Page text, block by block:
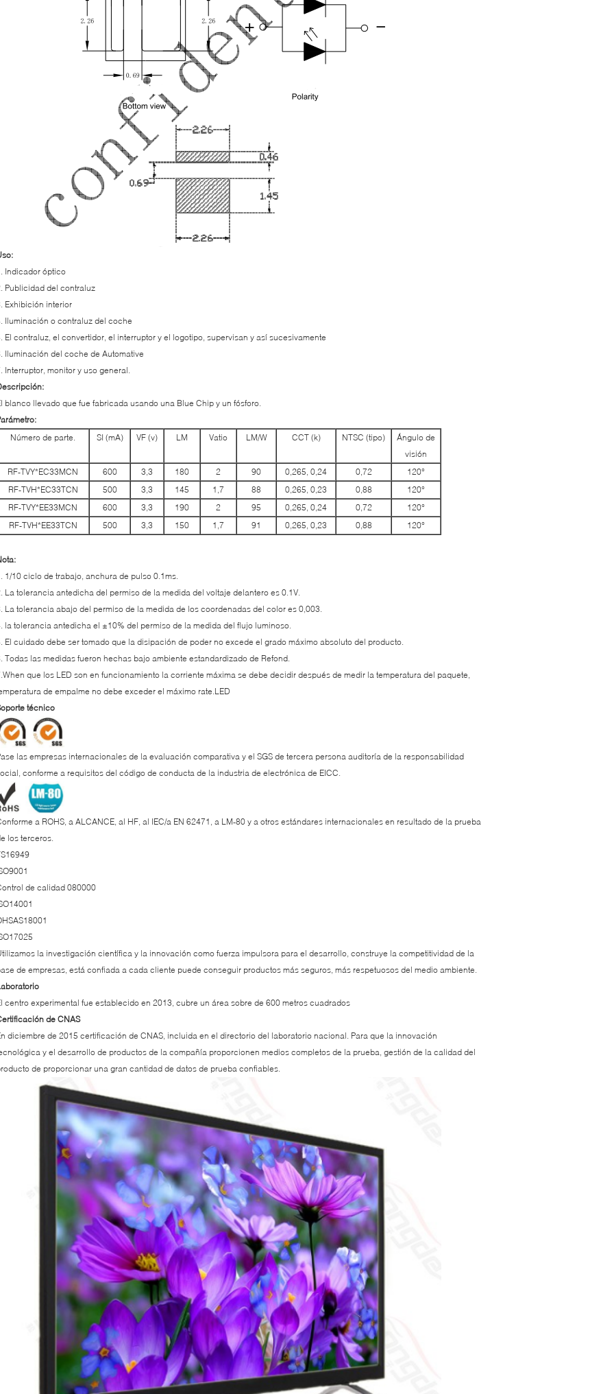
Indicador óptico
Publicidad del contraluz
Exhibición interior
Iluminación o contraluz del coche
El contraluz, el convertidor, el interruptor y el logotipo, supervisan y así sucesivamente
Iluminación del coche de Automative
Interruptor, monitor y uso general.
blanco llevado que fue fabricada usando una Blue Chip y un fósforo.
Número de parte.
SI (mA) VF (v) LM Vatio LM/W CCT (k) NTSC (tipo)
Ángulo de
visión
RF-TVY*EC33MCN
600 3,3 180 2 90 0,265, 0,24 0,72
120°
RF-TVH*EC33TCN
500 3,3 145 1,7 88 0,265, 0,23 0,88
120°
RF-TVY*EE33MCN
600 3,3 190 2 95 0,265, 0,24 0,72
120°
RF-TVH*EE33TCN
500 3,3 150 1,7 91 0,265, 0,23 0,88 120°
1/10 ciclo de trabajo, anchura de pulso 0.1ms.
La tolerancia antedicha del permiso de la medida del voltaje delantero es 0.1V.
La tolerancia abajo del permiso de la medida de los coordenadas del color es 0,003.
la tolerancia antedicha el ±10% del permiso de la medida del flujo luminoso.
El cuidado debe ser tomado que la disipación de poder no excede el grado máximo absoluto del producto.
Todas las medidas fueron hechas bajo ambiente estandardizado de Refond.
que los LED son en funcionamiento la corriente máxima se debe decidir después de medir la temperatura del paquete,
de empalme no debe exceder el máximo rate.LED
técnico
las empresas internacionales de la evaluación comparativa y el SGS de tercera persona auditoría de la responsabilidad
conforme a requisitos del código de conducta de la industria de electrónica de EICC.
a ROHS, a ALCANCE, al HF, al IEC/a EN 62471, a LM-80 y a otros estándares internacionales en resultado de la prueba
los terceros.
de calidad 080000
la investigación científica y la innovación como fuerza impulsora para el desarrollo, construye la competitividad de la
de empresas, está confiada a cada cliente puede conseguir productos más seguros, más respetuosos del medio ambiente.
centro experimental fue establecido en 2013, cubre un área sobre de 600 metros cuadrados
de CNAS
diciembre de 2015 certificación de CNAS, incluida en el directorio del laboratorio nacional. Para que la innovación
y el desarrollo de productos de la compañía proporcionen medios completos de la prueba, gestión de la calidad del
de proporcionar una gran cantidad de datos de prueba confiables.